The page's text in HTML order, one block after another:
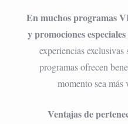
En muchos programas
y promociones especiales
experiencias
programas ofrecen
momento sea
Ventajas de